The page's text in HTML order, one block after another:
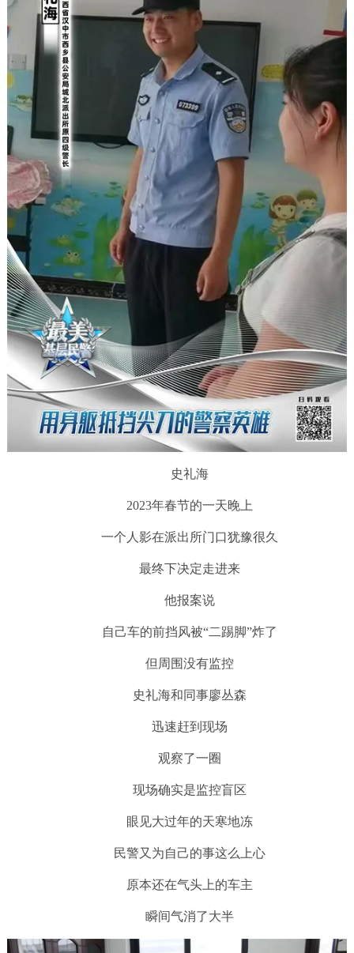
史礼海
2023年春节的一天晚上
一个人影在派出所门口犹豫很久
最终下决定走进来
他报案说
自己车的前挡风被“二踢脚”炸了
但周围没有监控
史礼海和同事廖丛森
迅速赶到现场
观察了一圈
现场确实是监控盲区
眼见大过年的天寒地冻
民警又为自己的事这么上心
原本还在气头上的车主
瞬间气消了大半